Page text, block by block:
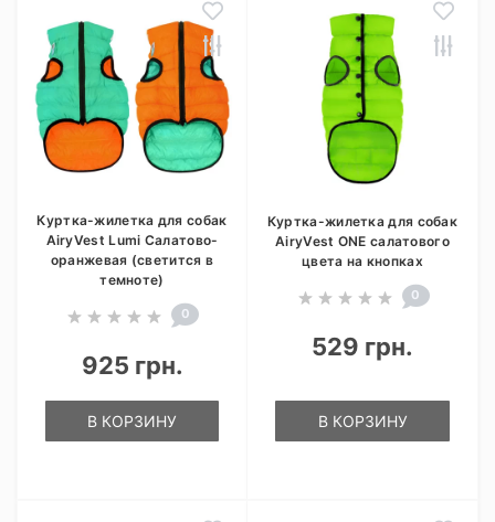
Куртка-жилетка для собак
AiryVest Lumi Салатово-
оранжевая (светится в
темноте)
0
925 грн.
В КОРЗИНУ
Куртка-жилетка для собак
AiryVest ONE салатового
цвета на кнопках
0
529 грн.
В КОРЗИНУ